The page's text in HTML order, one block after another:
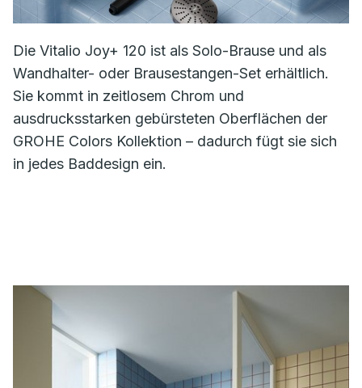
Die Vitalio Joy+ 120 ist als Solo-Brause und als
Wandhalter- oder Brausestangen-Set erhältlich.
Sie kommt in zeitlosem Chrom und
ausdrucksstarken gebürsteten Oberflächen der
GROHE Colors Kollektion – dadurch fügt sie sich
in jedes Baddesign ein.